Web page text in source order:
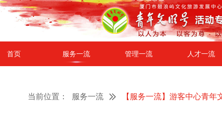
首页 服务一流 管理一流 人才一流
当前位置： 服务一流 【服务一流】游客中心青